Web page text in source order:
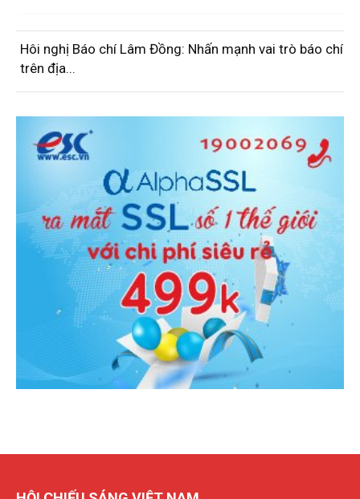
Hôi nghị Báo chí Lâm Đồng: Nhấn mạnh vai trò báo chí
trên địa...